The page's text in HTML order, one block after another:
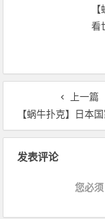
看
上一篇
【蜗牛扑克】日本国家警察厅：上半年虚拟货币被盗损失是
发表评论
您必须